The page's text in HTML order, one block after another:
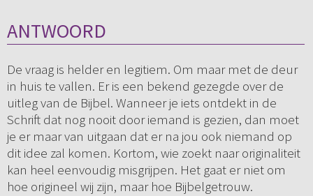
ANTWOORD
De vraag is helder en legitiem. Om maar met de deur
in huis te vallen. Er is een bekend gezegde over de
uitleg van de Bijbel. Wanneer je iets ontdekt in de
Schrift dat nog nooit door iemand is gezien, dan moet
je er maar van uitgaan dat er na jou ook niemand op
dit idee zal komen. Kortom, wie zoekt naar originaliteit
kan heel eenvoudig misgrijpen. Het gaat er niet om
hoe origineel wij zijn, maar hoe Bijbelgetrouw.